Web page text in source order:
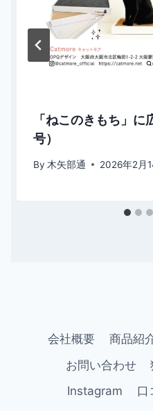
「ねこのきもち」
号）
By 木矢部通 2026年2月
会社概要 商品紹
お問い合わせ
Instagram
口